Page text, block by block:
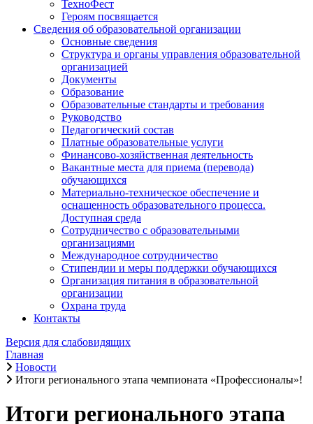
ТехноФест
Героям посвящается
Сведения об образовательной организации
Основные сведения
Структура и органы управления образовательной
организацией
Документы
Образование
Образовательные стандарты и требования
Руководство
Педагогический состав
Платные образовательные услуги
Финансово-хозяйственная деятельность
Вакантные места для приема (перевода)
обучающихся
Материально-техническое обеспечение и
оснащенность образовательного процесса.
Доступная среда
Сотрудничество с образовательными
организациями
Международное сотрудничество
Стипендии и меры поддержки обучающихся
Организация питания в образовательной
организации
Охрана труда
Контакты
Версия для слабовидящих
Главная
Новости
Итоги регионального этапа чемпионата «Профессионалы»!
Итоги регионального этапа